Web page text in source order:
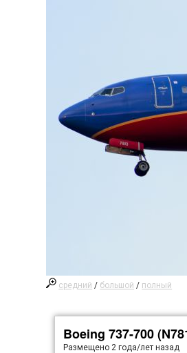
средний / большой / полный
Boeing 737-700
Размещено2 года/лет назад